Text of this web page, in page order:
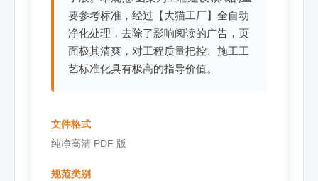
要参考标准，经过【大猫工厂】全自动
净化处理，去除了影响阅读的广告，页
面极其清爽，对工程质量把控、施工工
艺标准化具有极高的指导价值。
文件格式
纯净高清 PDF 版
规范类别